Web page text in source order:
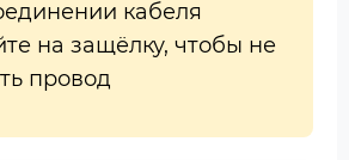
кабеля
на защёлку, чтобы не
провод